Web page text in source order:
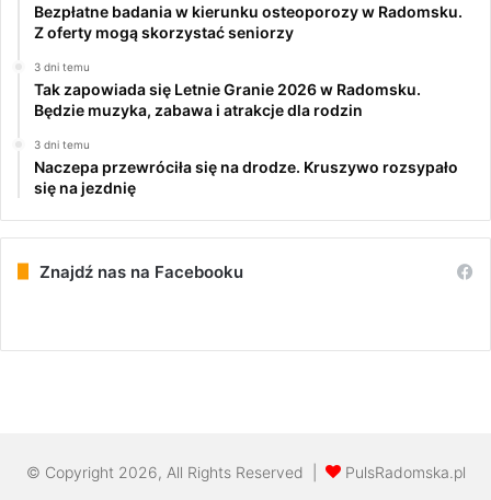
Bezpłatne badania w kierunku osteoporozy w Radomsku.
Z oferty mogą skorzystać seniorzy
3 dni temu
Tak zapowiada się Letnie Granie 2026 w Radomsku.
Będzie muzyka, zabawa i atrakcje dla rodzin
3 dni temu
Naczepa przewróciła się na drodze. Kruszywo rozsypało
się na jezdnię
Znajdź nas na Facebooku
© Copyright 2026, All Rights Reserved | PulsRadomska.pl